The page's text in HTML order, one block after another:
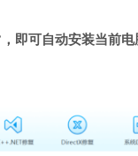
即可自动安装当前